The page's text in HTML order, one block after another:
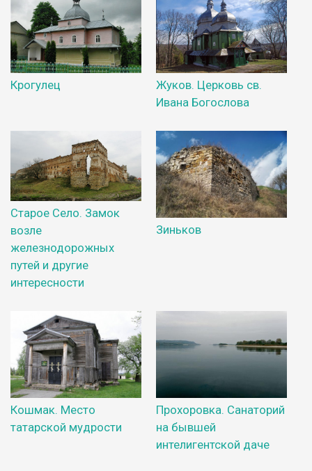
Крогулец
Жуков. Церковь св.
Ивана Богослова
Старое Село. Замок
возле
железнодорожных
путей и другие
интересности
Зиньков
Кошмак. Место
татарской мудрости
Прохоровка. Санаторий
на бывшей
интелигентской даче